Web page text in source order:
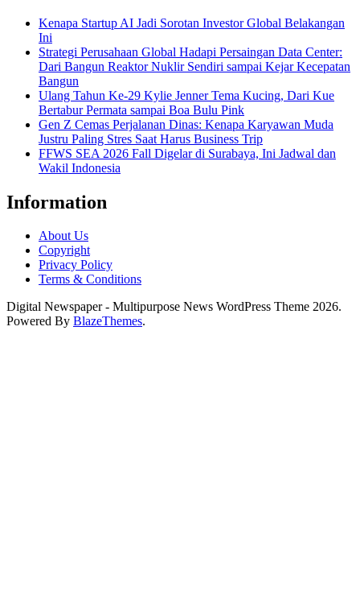
Kenapa Startup AI Jadi Sorotan Investor Global Belakangan
Ini
Strategi Perusahaan Global Hadapi Persaingan Data Center:
Dari Bangun Reaktor Nuklir Sendiri sampai Kejar Kecepatan
Bangun
Ulang Tahun Ke-29 Kylie Jenner Tema Kucing, Dari Kue
Bertabur Permata sampai Boa Bulu Pink
Gen Z Cemas Perjalanan Dinas: Kenapa Karyawan Muda
Justru Paling Stres Saat Harus Business Trip
FFWS SEA 2026 Fall Digelar di Surabaya, Ini Jadwal dan
Wakil Indonesia
Information
About Us
Copyright
Privacy Policy
Terms & Conditions
Digital Newspaper - Multipurpose News WordPress Theme 2026.
Powered By BlazeThemes.